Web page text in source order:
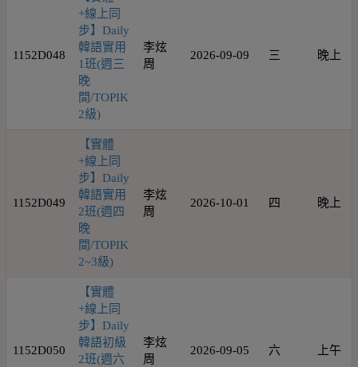
1152D048
+線上同
步】Daily
韓語實用
1班(週三
晚
間/TOPIK
2級)
李炫
周
2026-09-09 三 晚上
1152D049
【實體
+線上同
步】Daily
韓語實用
2班(週四
晚
間/TOPIK
2~3級)
李炫
周
2026-10-01 四 晚上
1152D050
【實體
+線上同
步】Daily
韓語初級
2班(週六
李炫
周
2026-09-05 六 上午